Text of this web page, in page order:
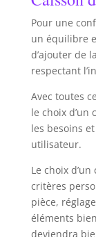
Pour une
un équilibre
d’ajouter de
respectant
Avec toutes
le choix d’un
les besoins
utilisateur.
Le choix
critères
pièce,
éléments
deviendra